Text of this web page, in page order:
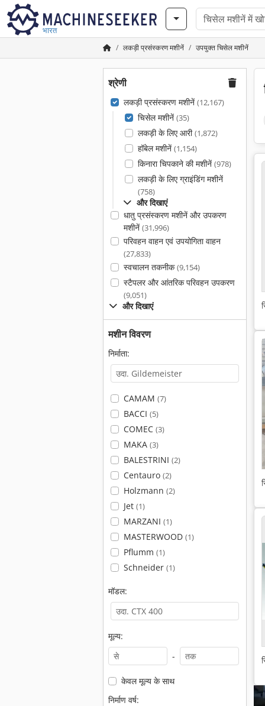
भारत
लकड़ी प्रसंस्करण मशीनें उपयुक्त चिसेल मशीनें
श्रेणी
लकड़ी प्रसंस्करण मशीनें (12,167)
चिसेल मशीनें (35)
लकड़ी के लिए आरी(1,872)
हॉबेल मशीनें (1,154)
किनारा चिपकाने की मशीनें (978)
लकड़ी के लिए ग्राइंडिंग मशीनें
(758)
और दिखाएं
धातु प्रसंस्करण मशीनें और उपकरण
मशीनें (31,996)
परिवहन वाहन एवं उपयोगिता वाहन
(27,833)
स्वचालन तकनीक(9,154)
स्टैपलर और आंतरिक परिवहन उपकरण
(9,051)
और दिखाएं
मशीन विवरण
निर्माता:
CAMAM (7)
BACCI (5)
COMEC (3)
MAKA (3)
BALESTRINI (2)
Centauro (2)
Holzmann (2)
Jet (1)
MARZANI (1)
MASTERWOOD (1)
Pflumm (1)
Schneider (1)
मॉडल:
मूल्य:
-
केवल मूल्य के साथ
निर्माण वर्ष: